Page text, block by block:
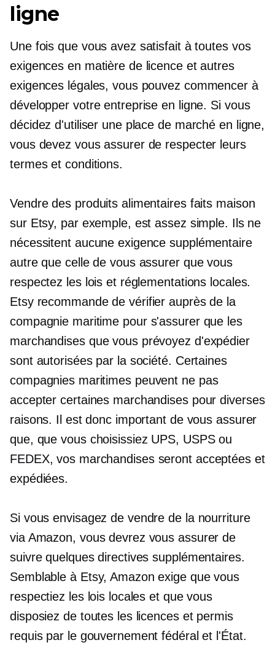
ligne
Une fois que vous avez satisfait à toutes vos
exigences en matière de licence et autres
exigences légales, vous pouvez commencer à
développer votre entreprise en ligne. Si vous
décidez d'utiliser une place de marché en ligne,
vous devez vous assurer de respecter leurs
termes et conditions.
Vendre des produits alimentaires faits maison
sur Etsy, par exemple, est assez simple. Ils ne
nécessitent aucune exigence supplémentaire
autre que celle de vous assurer que vous
respectez les lois et réglementations locales.
Etsy recommande de vérifier auprès de la
compagnie maritime pour s'assurer que les
marchandises que vous prévoyez d'expédier
sont autorisées par la société. Certaines
compagnies maritimes peuvent ne pas
accepter certaines marchandises pour diverses
raisons. Il est donc important de vous assurer
que, que vous choisissiez UPS, USPS ou
FEDEX, vos marchandises seront acceptées et
expédiées.
Si vous envisagez de vendre de la nourriture
via Amazon, vous devrez vous assurer de
suivre quelques directives supplémentaires.
Semblable à Etsy, Amazon exige que vous
respectiez les lois locales et que vous
disposiez de toutes les licences et permis
requis par le gouvernement fédéral et l'État.